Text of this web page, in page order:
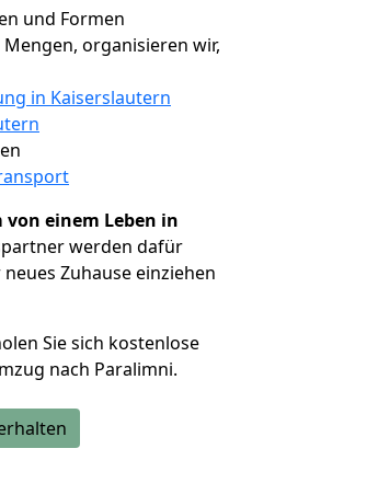
und Formen
Mengen, organisieren wir,
in Kaiserslautern
einem Leben in
werden dafür
Zuhause einziehen
Sie sich kostenlose
nach Paralimni.